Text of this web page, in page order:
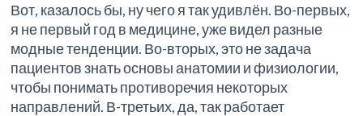
Вот, казалось бы, ну чего я так удивлён. Во-первых,
я не первый год в медицине, уже видел разные
модные тенденции. Во-вторых, это не задача
пациентов знать основы анатомии и физиологии,
чтобы понимать противоречия некоторых
направлений. В-третьих, да, так работает